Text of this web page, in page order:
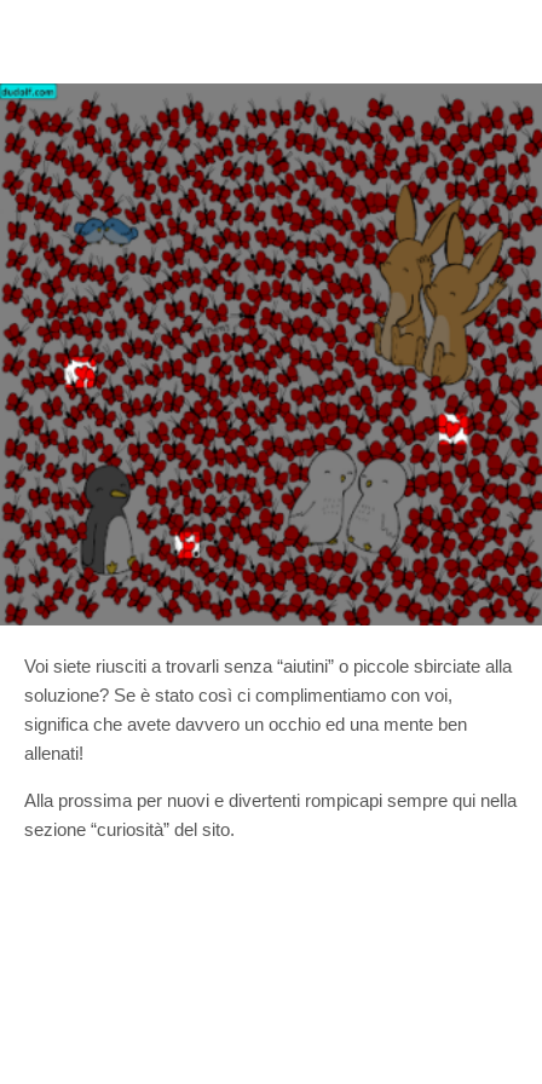
Voi siete riusciti a trovarli senza “aiutini” o piccole sbirciate alla
soluzione? Se è stato così ci complimentiamo con voi,
significa che avete davvero un occhio ed una mente ben
allenati!
Alla prossima per nuovi e divertenti rompicapi sempre qui nella
sezione “curiosità” del sito.